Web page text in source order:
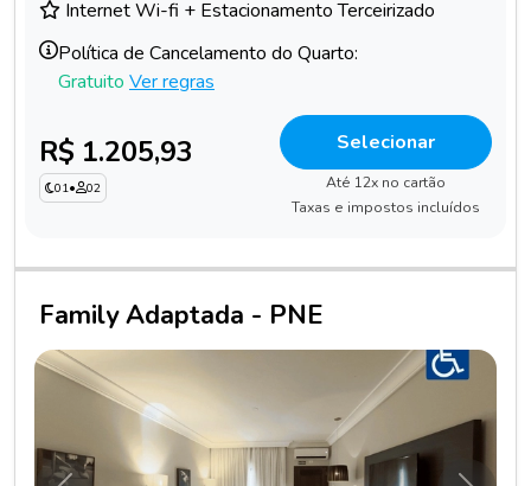
Internet Wi-fi + Estacionamento Terceirizado
Política de Cancelamento do Quarto:
Gratuito Ver regras
R$ 1.205,93
01• 02
Selecionar
Até 12x no cartão
Taxas e impostos incluídos
Family Adaptada - PNE